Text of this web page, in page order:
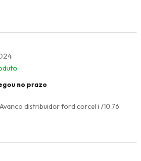
no prazo
distribuidor ford corcel i /10.76